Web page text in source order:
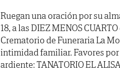
Ruegan una oración por su
18, a las DIEZ MENOS
Crematorio de Funeraria La
intimidad familiar. Favores
ardiente: TANATORIO EL